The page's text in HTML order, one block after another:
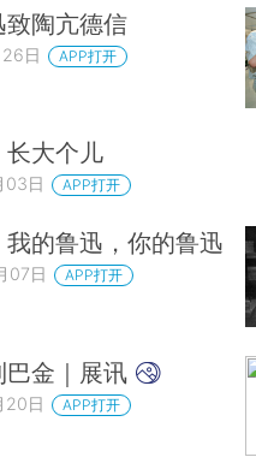
致陶亢德信
日 APP打开
长大个儿
03日 APP打开
我的鲁迅，你的鲁迅
07日 APP打开
巴金｜展讯
20日 APP打开